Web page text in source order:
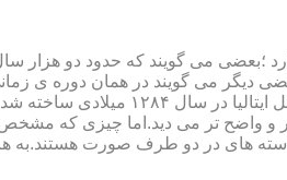
؛بعضی می گویند که حدود دو هزار
می گویند در همان دوره ی
های در دو طرف صورت هستند.به